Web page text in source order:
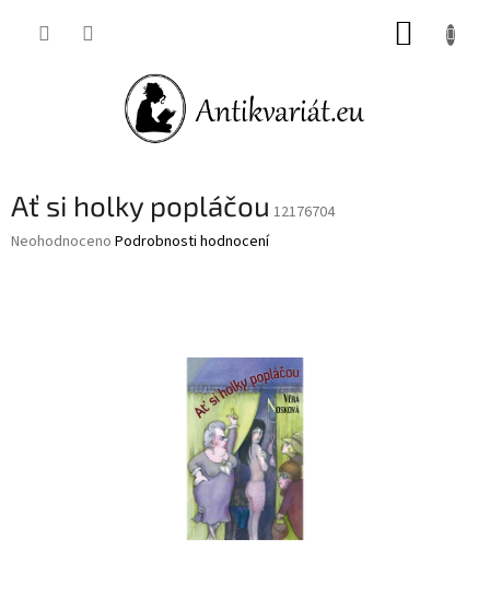
Ať si holky popláčou 12176704
Průměrné
Neohodnoceno Podrobnosti hodnocení